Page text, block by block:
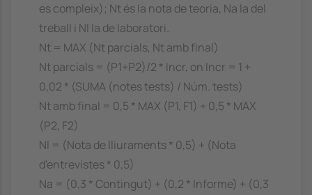
es compleix); Nt és la nota de teoria, Na la del
treball i Nl la de laboratori.
Nt = MAX (Nt parcials, Nt amb final)
Nt parcials = (P1+P2)/2 * Incr, on Incr = 1 +
0,02 * (SUMA (notes tests) / Núm. tests)
Nt amb final = 0,5 * MAX (P1, F1) + 0,5 * MAX
(P2, F2)
Nl = (Nota de lliuraments * 0,5) + (Nota
d'entrevistes * 0,5)
Na = (0,3 * Contingut) + (0,2 * Informe) + (0,3